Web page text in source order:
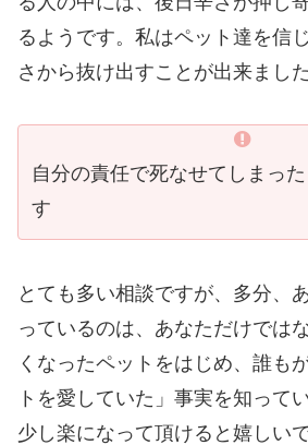
るようです。私はペット達を信
さから抜け出すことが出来まし
自分の責任で死なせてしまっ
す
とても多い相談ですが、多分、
っているのは、あなただけでは
くなったペットをはじめ、誰も
トを愛していた」事実を知って
少し楽になって頂けると嬉しい